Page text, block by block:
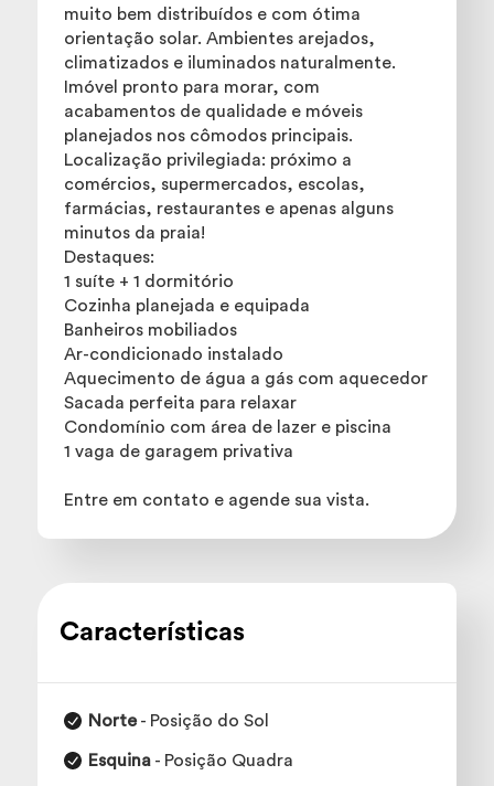
muito bem distribuídos e com ótima
orientação solar. Ambientes arejados,
climatizados e iluminados naturalmente.
Imóvel pronto para morar, com
acabamentos de qualidade e móveis
planejados nos cômodos principais.
Localização privilegiada: próximo a
comércios, supermercados, escolas,
farmácias, restaurantes e apenas alguns
minutos da praia!
Destaques:
1 suíte + 1 dormitório
Cozinha planejada e equipada
Banheiros mobiliados
Ar-condicionado instalado
Aquecimento de água a gás com aquecedor
Sacada perfeita para relaxar
Condomínio com área de lazer e piscina
1 vaga de garagem privativa
Entre em contato e agende sua vista.
Características
Norte- Posição do Sol
Esquina- Posição Quadra